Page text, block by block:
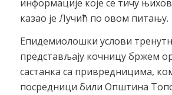
информације које се тичу
казао је Лучић по овом питању.
Епидемиолошки услови
представљају кочницу бржем
састанка са привредницима,
посредници били Општина